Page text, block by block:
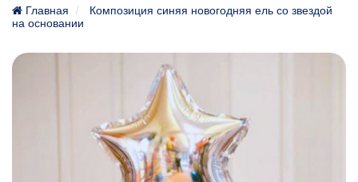
Главная
Композиция синяя новогодняя ель со звездой
на основании